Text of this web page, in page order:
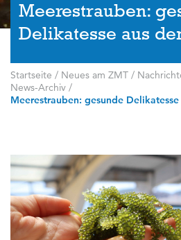
Meerestrauben:
Delikatesse aus
Startseite / Neues am ZMT /
News-Archiv /
Meerestrauben: gesunde